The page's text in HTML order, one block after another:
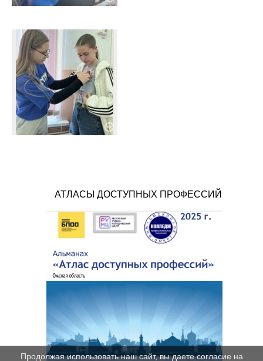
АТЛАСЫ ДОСТУПНЫХ ПРОФЕССИЙ
Продолжая использовать наш сайт, вы даете согласие на